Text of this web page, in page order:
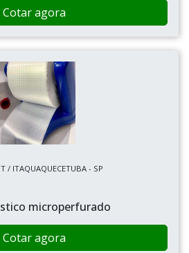
Cotar agora
/ ITAQUAQUECETUBA - SP
microperfurado
Cotar agora